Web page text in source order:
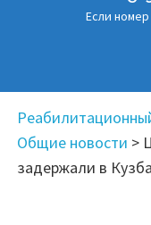
Если номер
Общие новости >
задержали в